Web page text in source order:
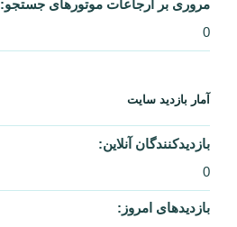
مروری بر ارجاعات موتورهای جستجو:
0
آمار بازدید سایت
بازدیدکنندگان آنلاین:
0
بازدیدهای امروز: